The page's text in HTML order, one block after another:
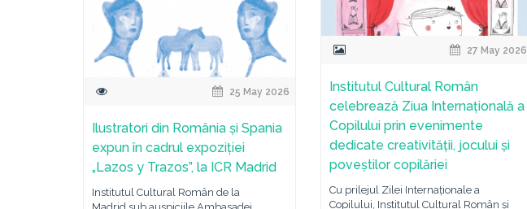
27 May 2026
Institutul Cultural Român
celebrează Ziua Internațională a
Copilului prin evenimente
dedicate creativității, jocului și
poveștilor copilăriei
Cu prilejul Zilei Internaționale a
Copilului, Institutul Cultural Român și
25 May 2026
Ilustratori din România și Spania
expun în cadrul expoziției
„Lazos y Trazos”, la ICR Madrid
Institutul Cultural Român de la